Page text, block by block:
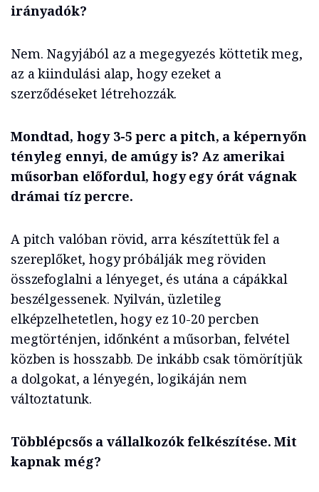
irányadók?
Nem. Nagyjából az a megegyezés köttetik meg,
az a kiindulási alap, hogy ezeket a
szerződéseket létrehozzák.
Mondtad, hogy 3-5 perc a pitch, a képernyőn
tényleg ennyi, de amúgy is? Az amerikai
műsorban előfordul, hogy egy órát vágnak
drámai tíz percre.
A pitch valóban rövid, arra készítettük fel a
szereplőket, hogy próbálják meg röviden
összefoglalni a lényeget, és utána a cápákkal
beszélgessenek. Nyilván, üzletileg
elképzelhetetlen, hogy ez 10-20 percben
megtörténjen, időnként a műsorban, felvétel
közben is hosszabb. De inkább csak tömörítjük
a dolgokat, a lényegén, logikáján nem
változtatunk.
Többlépcsős a vállalkozók felkészítése. Mit
kapnak még?